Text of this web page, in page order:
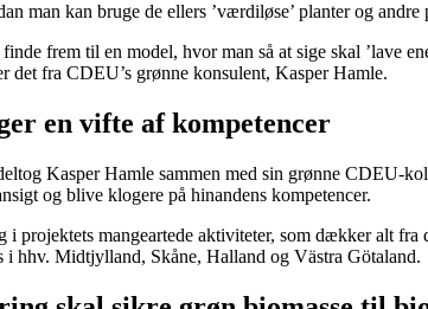
man kan bruge de ellers ’værdiløse’ planter og
frem til en model, hvor man så at sige skal ’lave
fra CDEU’s grønne konsulent, Kasper Hamle.
en vifte af kompetencer
Kasper Hamle sammen med sin grønne CDEU-
og blive klogere på hinandens kompetencer.
projektets mangeartede aktiviteter, som dækker alt
hhv. Midtjylland, Skåne, Halland og Västra Götaland.